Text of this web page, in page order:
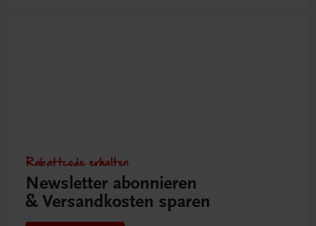
Rabattcode erhalten
Newsletter abonnieren
& Versandkosten sparen